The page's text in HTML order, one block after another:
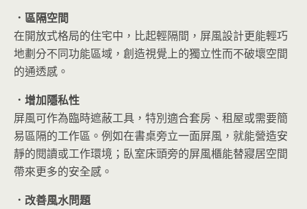
．區隔空間
在開放式格局的住宅中，比起輕隔間，屏風設計更能輕巧
地劃分不同功能區域，創造視覺上的獨立性而不破壞空間
的通透感。
．增加隱私性
屏風可作為臨時遮蔽工具，特別適合套房、租屋或需要簡
易區隔的工作區。例如在書桌旁立一面屏風，就能營造安
靜的閱讀或工作環境；臥室床頭旁的屏風櫃能替寢居空間
帶來更多的安全感。
．改善風水問題